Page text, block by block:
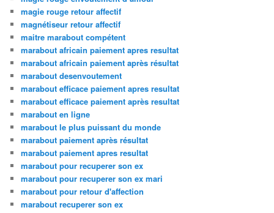
magie rouge retour affectif
magnétiseur retour affectif
maitre marabout compétent
marabout africain paiement apres resultat
marabout africain paiement après résultat
marabout desenvoutement
marabout efficace paiement apres resultat
marabout efficace paiement après resultat
marabout en ligne
marabout le plus puissant du monde
marabout paiement après résultat
marabout paiement apres resultat
marabout pour recuperer son ex
marabout pour recuperer son ex mari
marabout pour retour d'affection
marabout recuperer son ex